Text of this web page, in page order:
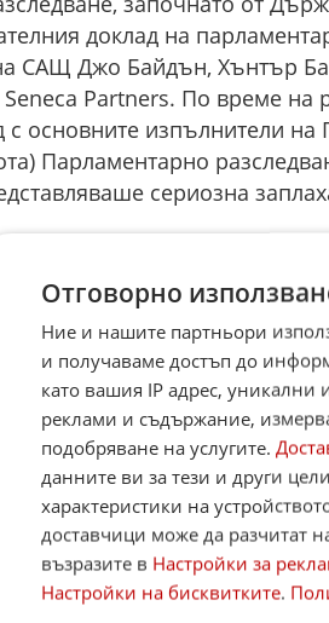
доклад на
САЩ Джо Байдън, Хънтър
Partners. По време на
с основните изпълнители
Парламентарно
сериозна
подчерта, че Украйна
непредсказуеми
биологични лаборатории,
и доказателствата и
на биологичните
каква сериозна опасност за
свързани с
Отговорно
Ние и нашите партньори
и получаваме достъп до
като вашия IP адрес,
реклами и съдържание,
подобряване на услугите.
данните ви за тези и други
характеристики на
доставчици може да разчитат
възразите в Настройки за
Настройки на бисквитките.